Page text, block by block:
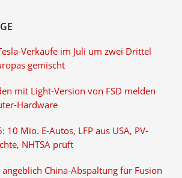
Verkäufe im Juli um zwei Drittel
gemischt
mit Light-Version von FSD melden
Hardware
10 Mio. E-Autos, LFP aus USA, PV-
NHTSA prüft
China-Abspaltung für Fusion